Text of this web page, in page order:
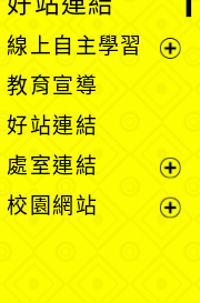
線上自主學習
單
教育宣導
好站連結
處室連結
展
開
校園網站